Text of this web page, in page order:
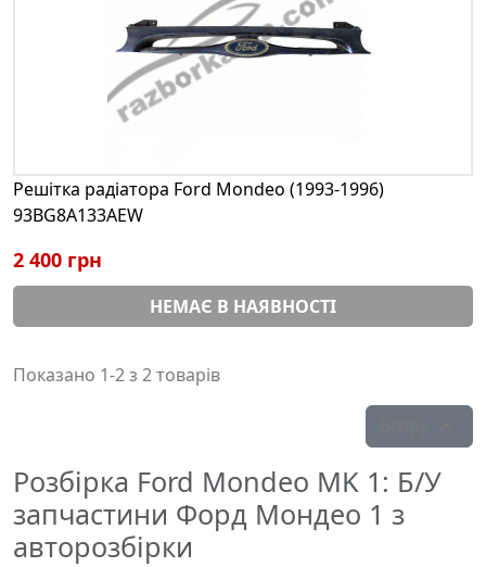
Решітка радіатора Ford Mondeo (1993-1996)
93BG8A133AEW
2 400 грн
НЕМАЄ В НАЯВНОСТІ
Показано 1-2 з 2 товарів
Розбірка Ford Mondeo MK 1: Б/У
запчастини Форд Мондео 1 з
авторозбірки